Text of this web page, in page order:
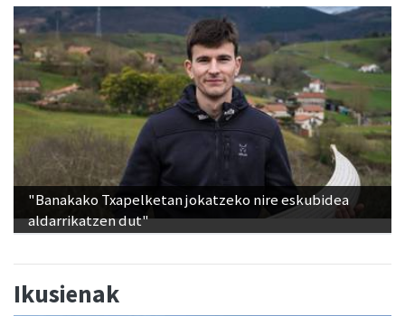
"Banakako Txapelketan jokatzeko nire eskubidea
aldarrikatzen dut"
Ikusienak